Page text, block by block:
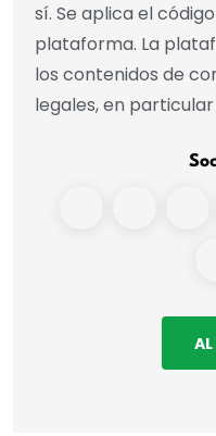
sí. Se aplica el
plataforma. La
los contenidos de
legales, en particular
AL